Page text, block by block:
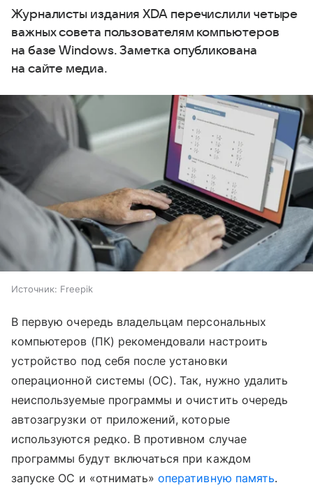
Журналисты издания XDA перечислили четыре
важных совета пользователям компьютеров
на базе Windows. Заметка опубликована
на сайте медиа.
Источник: Freepik
В первую очередь владельцам персональных
компьютеров (ПК) рекомендовали настроить
устройство под себя после установки
операционной системы (ОС). Так, нужно удалить
неиспользуемые программы и очистить очередь
автозагрузки от приложений, которые
используются редко. В противном случае
программы будут включаться при каждом
запуске ОС и «отнимать»оперативную память.